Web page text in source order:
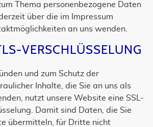
Thema personenbezogene Daten
über die im Impressum
an uns wenden.
VERSCHLÜSSELUNG
und zum Schutz der
Inhalte, die Sie an uns als
nutzt unsere Website eine SSL-
Damit sind Daten, die Sie
übermitteln, für Dritte nicht